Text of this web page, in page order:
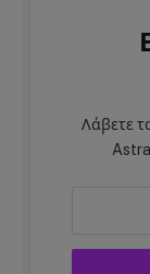
Λάβετε